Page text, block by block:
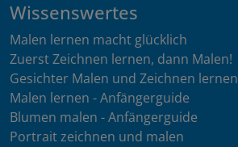
Wissenswertes
Malen lernen macht glücklich
Zuerst Zeichnen lernen, dann Malen!
Gesichter Malen und Zeichnen lernen
Malen lernen - Anfängerguide
Blumen malen - Anfängerguide
Portrait zeichnen und malen